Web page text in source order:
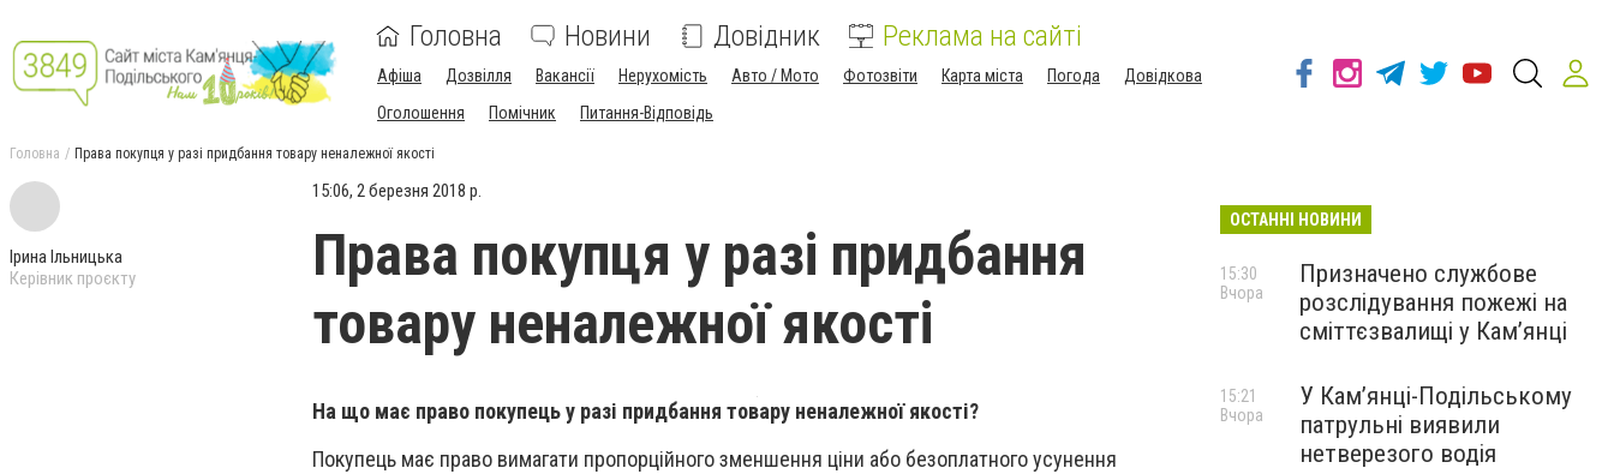
Головна Новини Довідник Реклама на сайті
Афіша Дозвілля Вакансії Нерухомість Авто / Мото Фотозвіти Карта міста Погода
Довідкова
Оголошення
Помічник Питання-Відповідь
Головна Права покупця у разі придбання товару неналежної якості
Ірина Ільницька
Керівник проєкту
15:06, 2 березня 2018 р.
Права покупця у разі придбання
товару неналежної якості
На що має право покупець у разі придбання товару неналежної якості?
Покупець має право вимагати пропорційного зменшення ціни або безоплатного усунення
ОСТАННІ НОВИНИ
Призначено службове
розслідування пожежі на
сміттєзвалищі у Кам’янці
15:30
Вчора
У Кам’янці-Подільському
патрульні виявили
нетверезого водія
15:21
Вчора